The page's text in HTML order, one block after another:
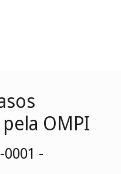
OMPI
0001 -